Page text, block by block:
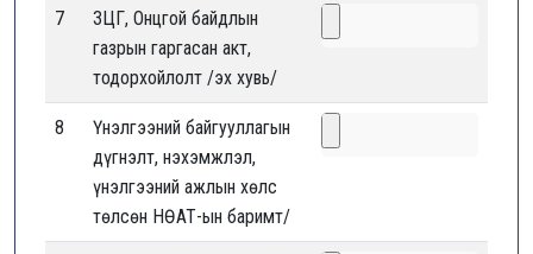
7
ЗЦГ, Онцгой байдлын
газрын гаргасан акт,
тодорхойлолт /эх хувь/
8
Үнэлгээний байгууллагын
дүгнэлт, нэхэмжлэл,
үнэлгээний ажлын хөлс
төлсөн НӨАТ-ын баримт/